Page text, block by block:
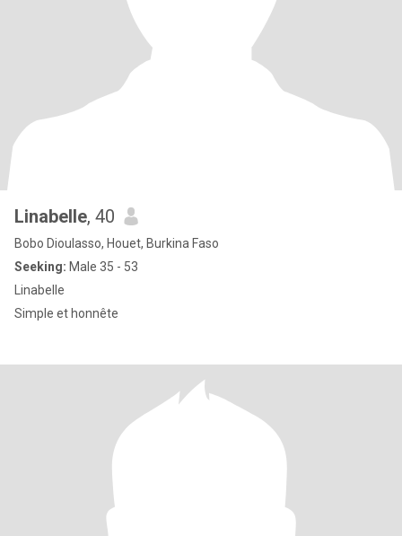
Linabelle, 40
Bobo Dioulasso, Houet, Burkina Faso
Seeking: Male 35 - 53
Linabelle
Simple et honnête